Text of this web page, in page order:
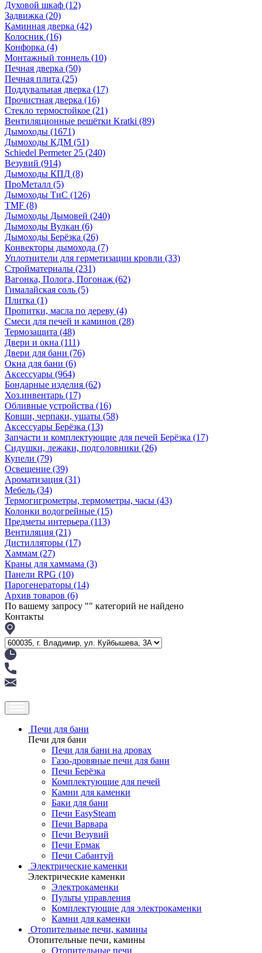
Духовой шкаф (12)
Задвижка (20)
Каминная дверка (42)
Колосник (16)
Конфорка (4)
Монтажный тоннель (10)
Печная дверка (50)
Печная плита (25)
Поддувальная дверка (17)
Прочистная дверка (16)
Стекло термостойкое (21)
Вентиляционные решётки Kratki (89)
Дымоходы (1671)
Дымоходы КДМ (51)
Schiedel Permeter 25 (240)
Везувий (914)
Дымоходы КПД (8)
ПроМеталл (5)
Дымоходы ТиС (126)
TMF (8)
Дымоходы Дымовей (240)
Дымоходы Вулкан (6)
Дымоходы Берёзка (26)
Конвекторы дымохода (7)
Уплотнители для герметизации кровли (33)
Стройматериалы (231)
Вагонка, Полога, Погонаж (62)
Гималайская соль (5)
Плитка (1)
Пропитки, масла по дереву (4)
Смеси для печей и каминов (28)
Термозащита (48)
Двери и окна (111)
Двери для бани (76)
Окна для бани (6)
Аксессуары (964)
Бондарные изделия (62)
Хоз.инвентарь (17)
Обливные устройства (16)
Ковши, черпаки, ушаты (58)
Аксессуары Берёзка (13)
Запчасти и комплектующие для печей Берёзка (17)
Сидушки, лежаки, подголовники (26)
Купели (79)
Освещение (39)
Ароматизация (31)
Мебель (34)
Термогигрометры, термометры, часы (43)
Колонки водогрейные (15)
Предметы интерьера (113)
Вентиляция (21)
Дистилляторы (17)
Хаммам (27)
Краны для хаммама (3)
Панели RPG (10)
Парогенераторы (14)
Архив товаров (6)
По вашему запросу "" категорий не найдено
Контакты
Печи для бани
Печи для бани
Печи для бани на дровах
Газо-дровяные печи для бани
Печи Берёзка
Комплектующие для печей
Камни для каменки
Баки для бани
Печи EasySteam
Печи Варвара
Печи Везувий
Печи Ермак
Печи Сабантуй
Электрические каменки
Электрические каменки
Электрокаменки
Пульты управления
Комплектующие для электрокаменки
Камни для каменки
Отопительные печи, камины
Отопительные печи, камины
Отопительные печи